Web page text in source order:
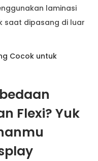
laminasi
saat dipasang di luar
Cocok untuk
Flexi? Yuk